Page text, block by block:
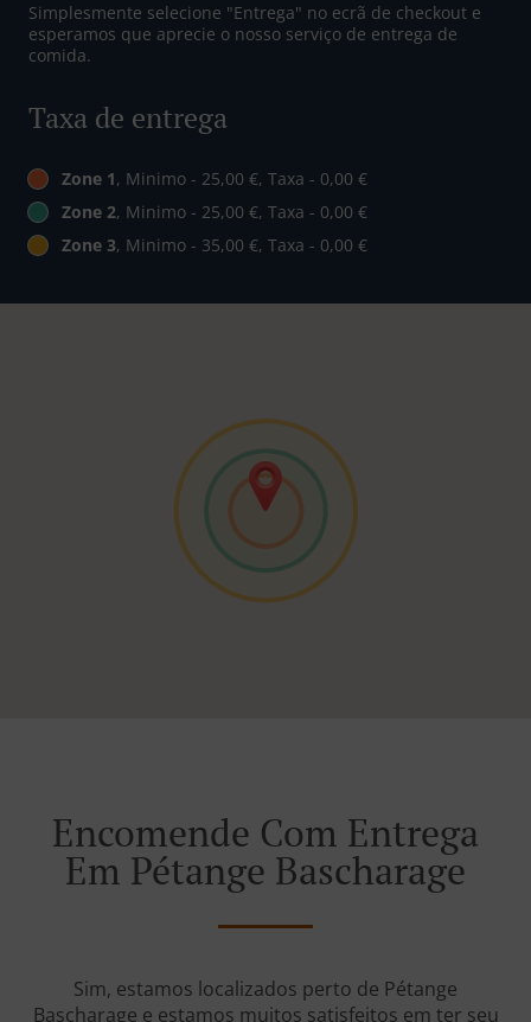
Simplesmente selecione "Entrega" no ecrã de checkout e
esperamos que aprecie o nosso serviço de entrega de
comida.
Taxa de entrega
Zone 1, Minimo - 25,00 €, Taxa - 0,00 €
Zone 2, Minimo - 25,00 €, Taxa - 0,00 €
Zone 3, Minimo - 35,00 €, Taxa - 0,00 €
Encomende Com Entrega
Em Pétange Bascharage
Sim, estamos localizados perto de Pétange
Bascharage e estamos muitos satisfeitos em ter seu